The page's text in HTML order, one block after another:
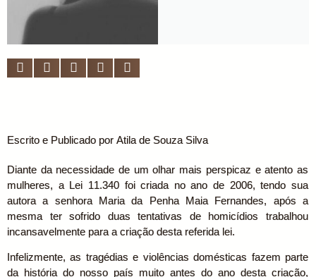
Escrito e Publicado por Atila de Souza Silva
Diante da necessidade de um olhar mais perspicaz e atento as
mulheres, a Lei 11.340 foi criada no ano de 2006, tendo sua
autora a senhora Maria da Penha Maia Fernandes, após a
mesma ter sofrido duas tentativas de homicídios trabalhou
incansavelmente para a criação desta referida lei.
Infelizmente, as tragédias e violências domésticas fazem parte
da história do nosso país muito antes do ano desta criação,